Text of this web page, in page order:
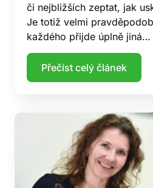
či nejbližších zeptat, jak
Je totiž velmi
každého přijde úplně jiná…
Přečíst celý článek